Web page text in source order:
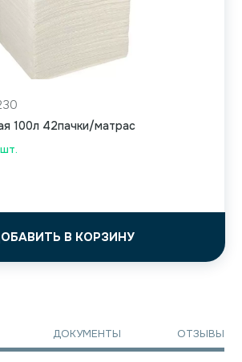
100л 42пачки/матрас
В КОРЗИНУ
ДОКУМЕНТЫ ОТЗЫВЫ